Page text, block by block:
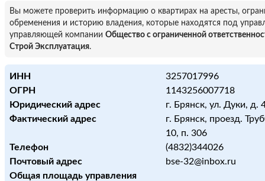
Вы можете проверить информацию о квартирах на аресты,
обременения и историю владения, которые находятся под
управляющей компании Общество с ограниченной
Строй Эксплуатация.
ИНН
3257017996
ОГРН
1143256007718
Юридический адрес
г. Брянск, ул. Дуки, д.
Фактический адрес
г. Брянск, проезд.
10, п. 306
Телефон
(4832)344026
Почтовый адрес
bse-32@inbox.ru
Общая площадь управления